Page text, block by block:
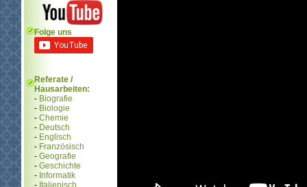
Folge uns
Referate /
Hausarbeiten:
- Biografie
- Biologie
- Chemie
- Deutsch
- Englisch
- Französisch
- Geografie
- Geschichte
- Informatik
- Italienisch